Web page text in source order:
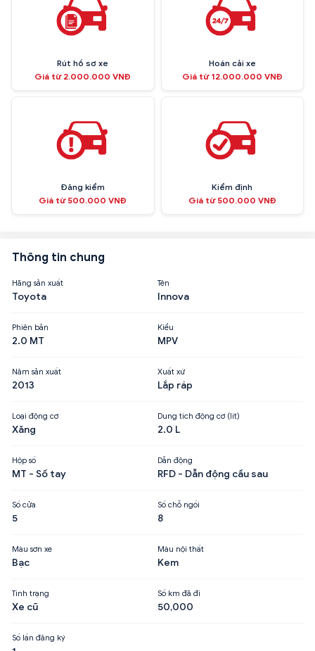
Rút hồ sơ xe
Giá từ 2.000.000 VNĐ
Hoán cải xe
Giá từ 12.000.000 VNĐ
Đăng kiểm
Giá từ 500.000 VNĐ
Kiểm định
Giá từ 500.000 VNĐ
Thông tin chung
Hãng sản xuất
Toyota
Tên
Innova
Phiên bản
2.0 MT
Kiểu
MPV
Năm sản xuất
2013
Xuất xứ
Lắp ráp
Loại động cơ
Xăng
Dung tích động cơ (lít)
2.0 L
Hộp số
MT - Số tay
Dẫn động
RFD - Dẫn động cầu sau
Số cửa
5
Số chỗ ngồi
8
Màu sơn xe
Bạc
Màu nội thất
Kem
Tình trạng
Xe cũ
Số km đã đi
50,000
Số lần đăng ký